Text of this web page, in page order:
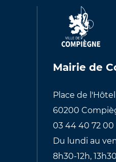
Mairie de
Place de
60200
03 44 40 72 00
Du lundi au
8h30-12h,